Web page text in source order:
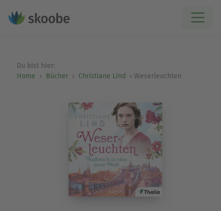
Du bist hier:
Home
Bücher Christiane Lind Weserleuchten